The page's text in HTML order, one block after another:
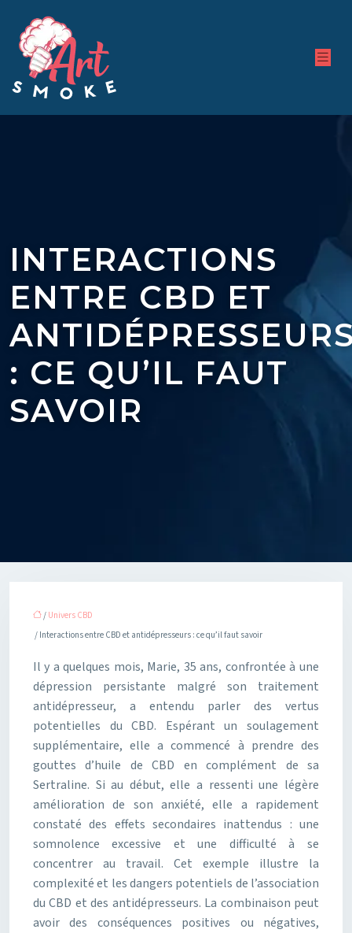
INTERACTIONS
ENTRE CBD ET
: CE QU’IL FAUT
SAVOIR
/ Univers CBD
/ Interactions entre CBD et antidépresseurs : ce qu’il faut savoir
Il y a quelques mois, Marie, 35 ans, confrontée à une
dépression persistante malgré son traitement
antidépresseur, a entendu parler des vertus
potentielles du CBD. Espérant un soulagement
supplémentaire, elle a commencé à prendre des
gouttes d’huile de CBD en complément de sa
Sertraline. Si au début, elle a ressenti une légère
amélioration de son anxiété, elle a rapidement
constaté des effets secondaires inattendus : une
somnolence excessive et une difficulté à se
concentrer au travail. Cet exemple illustre la
complexité et les dangers potentiels de l’association
du CBD et des antidépresseurs. La combinaison peut
avoir des conséquences positives ou négatives,